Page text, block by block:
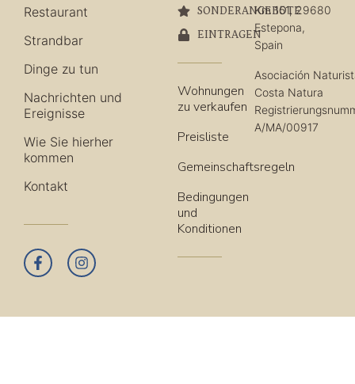
Restaurant
Strandbar
Dinge zu tun
Nachrichten und
Ereignisse
Wie Sie hierher
kommen
Kontakt
SONDERANGEBOTE
EINTRAGEN
Wohnungen
zu verkaufen
Preisliste
Gemeinschaftsregeln
Bedingungen
und
Konditionen
Km 151, 29680
Estepona,
Spain
Asociación
Costa Natura
A/MA/00917